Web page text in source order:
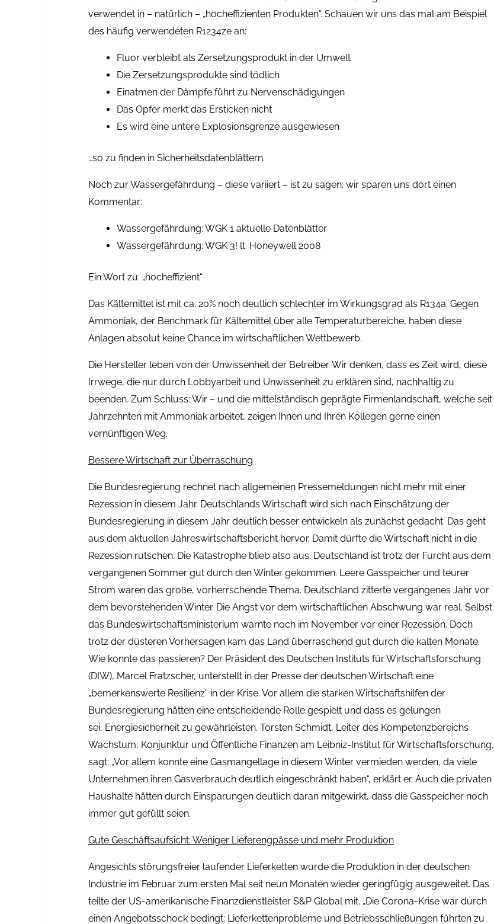
verwendet in – natürlich – „hocheffizienten Produkten“. Schauen wir uns das mal am Beispiel
des häufig verwendeten R1234ze an:
Fluor verbleibt als Zersetzungsprodukt in der Umwelt
Die Zersetzungsprodukte sind tödlich
Einatmen der Dämpfe führt zu Nervenschädigungen
Das Opfer merkt das Ersticken nicht
Es wird eine untere Explosionsgrenze ausgewiesen
…so zu finden in Sicherheitsdatenblättern.
Noch zur Wassergefährdung – diese variiert – ist zu sagen: wir sparen uns dort einen
Kommentar:
Wassergefährdung: WGK 1 aktuelle Datenblätter
Wassergefährdung: WGK 3! lt. Honeywell 2008
Ein Wort zu: „hocheffizient“
Das Kältemittel ist mit ca. 20% noch deutlich schlechter im Wirkungsgrad als R134a. Gegen
Ammoniak, der Benchmark für Kältemittel über alle Temperaturbereiche, haben diese
Anlagen absolut keine Chance im wirtschaftlichen Wettbewerb.
Die Hersteller leben von der Unwissenheit der Betreiber. Wir denken, dass es Zeit wird, diese
Irrwege, die nur durch Lobbyarbeit und Unwissenheit zu erklären sind, nachhaltig zu
beenden. Zum Schluss: Wir – und die mittelständisch geprägte Firmenlandschaft, welche seit
Jahrzehnten mit Ammoniak arbeitet­, zeigen Ihnen und Ihren Kollegen gerne einen
vernünftigen Weg.
Bessere Wirtschaft zur Überraschung
Die Bundesregierung rechnet nach allgemeinen Pressemeldungen nicht mehr mit einer
Rezession in diesem Jahr. Deutschlands Wirtschaft wird sich nach Einschätzung der
Bundesregierung in diesem Jahr deutlich besser entwickeln als zunächst gedacht. Das geht
aus dem aktuellen Jahreswirtschaftsbericht hervor. Damit dürfte die Wirtschaft nicht in die
Rezession rutschen. Die Katastrophe blieb also aus. Deutschland ist trotz der Furcht aus dem
vergangenen Sommer gut durch den Winter gekommen. Leere Gasspeicher und teurer
Strom waren das große, vorherrschende Thema. Deutschland zitterte vergangenes Jahr vor
dem bevorstehenden Winter. Die Angst vor dem wirtschaftlichen Abschwung war real. Selbst
das Bundeswirtschaftsministerium warnte noch im November vor einer Rezession. Doch
trotz der düsteren Vorhersagen kam das Land überraschend gut durch die kalten Monate.
Wie konnte das passieren? Der Präsident des Deutschen Instituts für Wirtschaftsforschung
(DIW), Marcel Fratzscher, unterstellt in der Presse der deutschen Wirtschaft eine
„bemerkenswerte Resilienz“ in der Krise. Vor allem die starken Wirtschaftshilfen der
Bundesregierung hätten eine entscheidende Rolle gespielt und dass es gelungen
sei, Energiesicherheit zu gewährleisten. Torsten Schmidt, Leiter des Kompetenzbereichs
Wachstum, Konjunktur und Öffentliche Finanzen am Leibniz-Institut für Wirtschaftsforschung,
sagt: „Vor allem konnte eine Gasmangellage in diesem Winter vermieden werden, da viele
Unternehmen ihren Gasverbrauch deutlich eingeschränkt haben“, erklärt er. Auch die privaten
Haushalte hätten durch Einsparungen deutlich daran mitgewirkt, dass die Gasspeicher noch
immer gut gefüllt seien.
Gute Geschäftsaufsicht: Weniger Lieferengpässe und mehr Produktion
Angesichts störungsfreier laufender Lieferketten wurde die Produktion in der deutschen
Industrie im Februar zum ersten Mal seit neun Monaten wieder geringfügig ausgeweitet. Das
teilte der US-amerikanische Finanzdienstleister S&P Global mit. „Die Corona-Krise war durch
einen Angebotsschock bedingt: Lieferkettenprobleme und Betriebsschließungen führten zu